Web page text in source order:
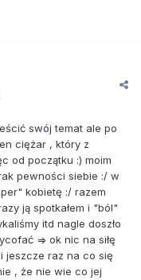
swój temat ale po
ciężar , który z
od początku :) moim
pewności siebie :/ w
kobietę :/ razem
ją spotkałem i "ból"
itd nagle doszło
=> ok nic na siłę
jeszcze raz na co się
, że nie wie co jej